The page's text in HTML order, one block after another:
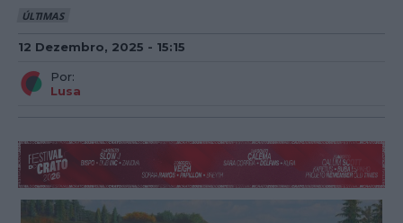
ÚLTIMAS
12 Dezembro, 2025 - 15:15
Por:
Lusa